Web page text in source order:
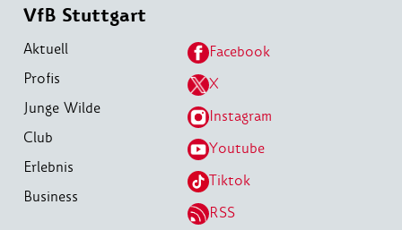
VfB Stuttgart
Aktuell
Profis
Junge Wilde
Club
Erlebnis
Business
Facebook
X
Instagram
Youtube
Tiktok
RSS